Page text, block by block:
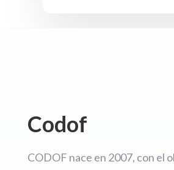
Codof
CODOF nace en 2007, con el